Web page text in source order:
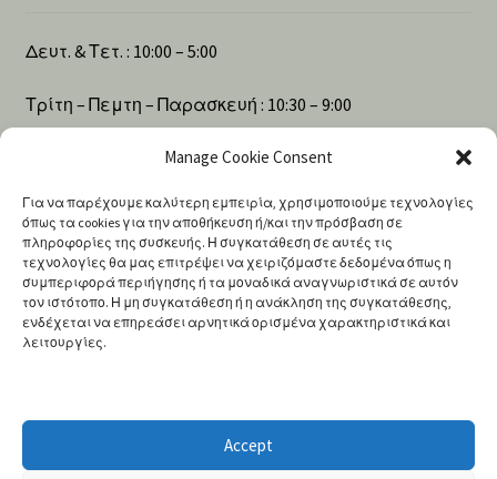
Manage Cookie Consent
Για να παρέχουμε καλύτερη εμπειρία, χρησιμοποιούμε τεχνολογίες
όπως τα cookies για την αποθήκευση ή/και την πρόσβαση σε
πληροφορίες της συσκευής. Η συγκατάθεση σε αυτές τις
τεχνολογίες θα μας επιτρέψει να χειριζόμαστε δεδομένα όπως η
συμπεριφορά περιήγησης ή τα μοναδικά αναγνωριστικά σε αυτόν
τον ιστότοπο. Η μη συγκατάθεση ή η ανάκληση της συγκατάθεσης,
ενδέχεται να επηρεάσει αρνητικά ορισμένα χαρακτηριστικά και
λειτουργίες.
Accept
Δευτ. & Τετ. : 10:00 – 5:00
Τρίτη – Πεμτη – Παρασκευή : 10:30 – 9:00
Σάββατο : 10:00 – 4:00
Αναζήτηση
Products
search